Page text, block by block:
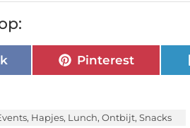
Pinterest
, Hapjes, Lunch, Ontbijt, Snacks